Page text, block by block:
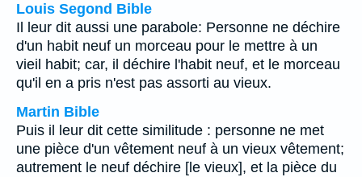
Louis Segond Bible
Il leur dit aussi une parabole: Personne ne déchire
d'un habit neuf un morceau pour le mettre à un
vieil habit; car, il déchire l'habit neuf, et le morceau
qu'il en a pris n'est pas assorti au vieux.
Martin Bible
Puis il leur dit cette similitude : personne ne met
une pièce d'un vêtement neuf à un vieux vêtement;
autrement le neuf déchire [le vieux], et la pièce du